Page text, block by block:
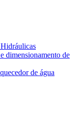
Hidráulicas
dimensionamento de
de água